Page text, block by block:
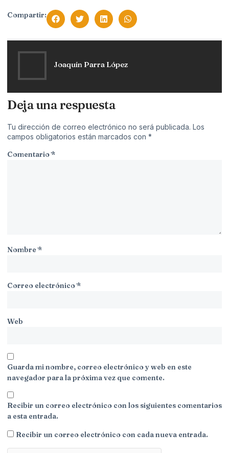
Compartir:
Joaquín Parra López
Deja una respuesta
Tu dirección de correo electrónico no será publicada. Los
campos obligatorios están marcados con *
Comentario*
Nombre*
Correo electrónico*
Web
Guarda mi nombre, correo electrónico y web en este
navegador para la próxima vez que comente.
Recibir un correo electrónico con los siguientes comentarios
a esta entrada.
Recibir un correo electrónico con cada nueva entrada.